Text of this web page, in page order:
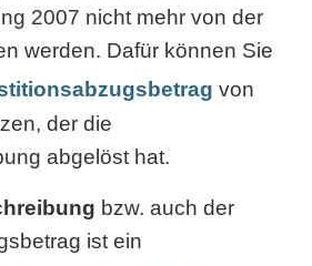
2007 nicht mehr von der
werden. Dafür können Sie
von
der die
abgelöst hat.
bzw. auch der
ist ein